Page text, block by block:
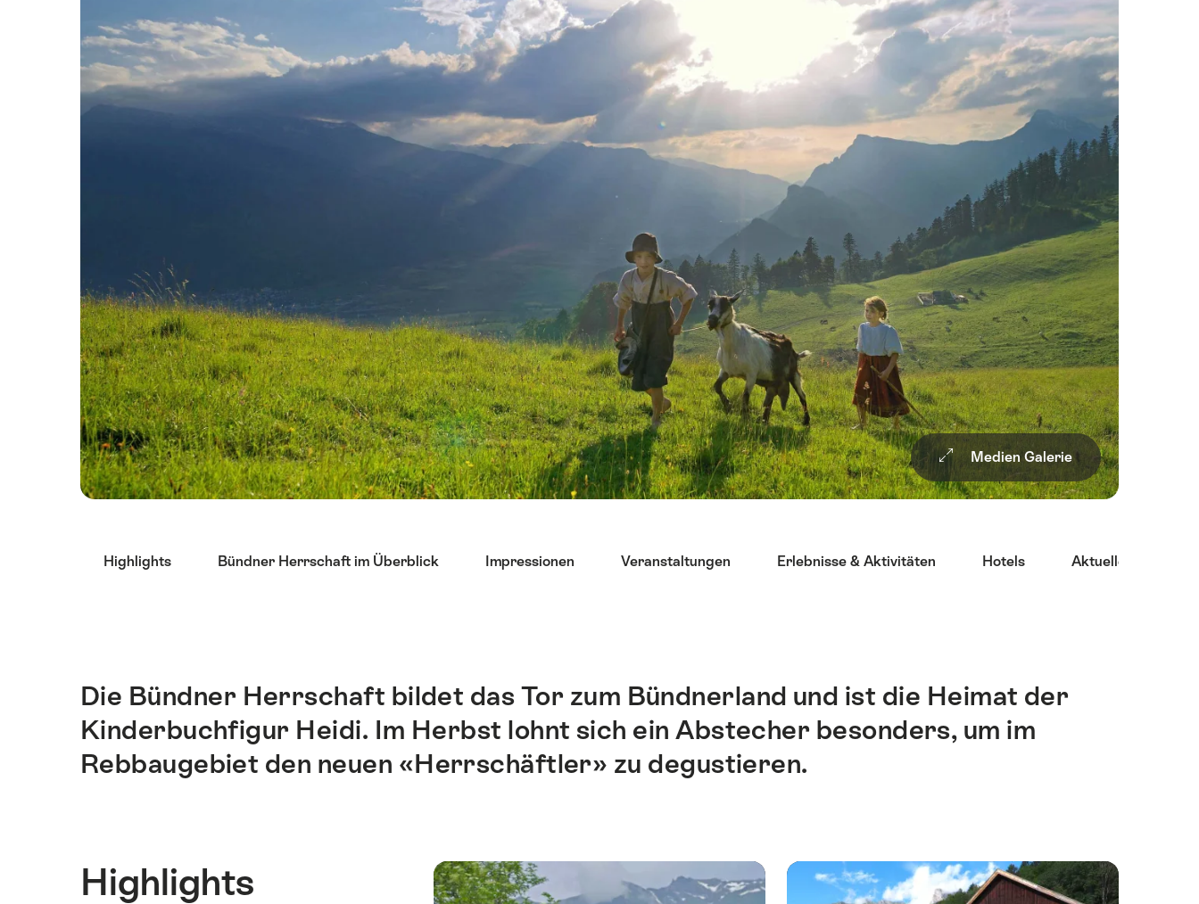
Medien Galerie
Ankerpunkten
auf
dieser
Seite
führen.
Highlights Bündner Herrschaft im Überblick Impressionen Veranstaltungen Erlebnisse & Aktivitäten Hotels Aktuelle Angebote
Einleitung
Die Bündner Herrschaft bildet das Tor zum Bündnerland und ist die Heimat der
Kinderbuchfigur Heidi. Im Herbst lohnt sich ein Abstecher besonders, um im
Rebbaugebiet den neuen «Herrschäftler» zu degustieren.
Highlights